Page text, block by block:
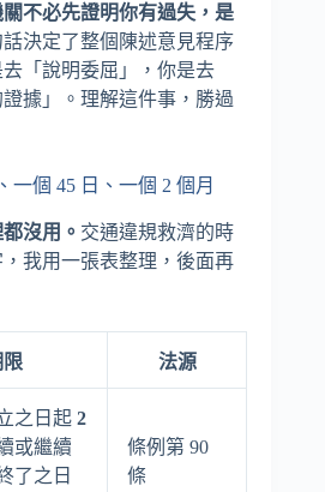
關不必先證明你有過失，是
決定了整個陳述意見程序
「說明委屈」，你是去
證據」。理解這件事，勝過
一個 45 日、一個 2 個月
沒用。 交通違規救濟的時
我用一張表整理，後面再
法源
之日起 2
或繼續
了之日
條例第 90
條